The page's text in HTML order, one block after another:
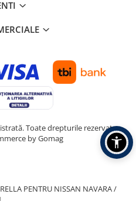
Toate drepturile rezervate.
by Gomag
PENTRU NISSAN NAVARA /